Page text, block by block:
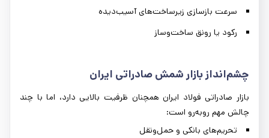
سرعت بازسازی زیرساخت‌های آسیب‌دیده
رکود یا رونق ساخت‌وساز
چشم‌انداز بازار شمش صادراتی ایران
بازار صادراتی فولاد ایران همچنان ظرفیت بالایی دارد، اما با چند
چالش مهم روبه‌رو است:
تحریم‌های بانکی و حمل‌ونقل